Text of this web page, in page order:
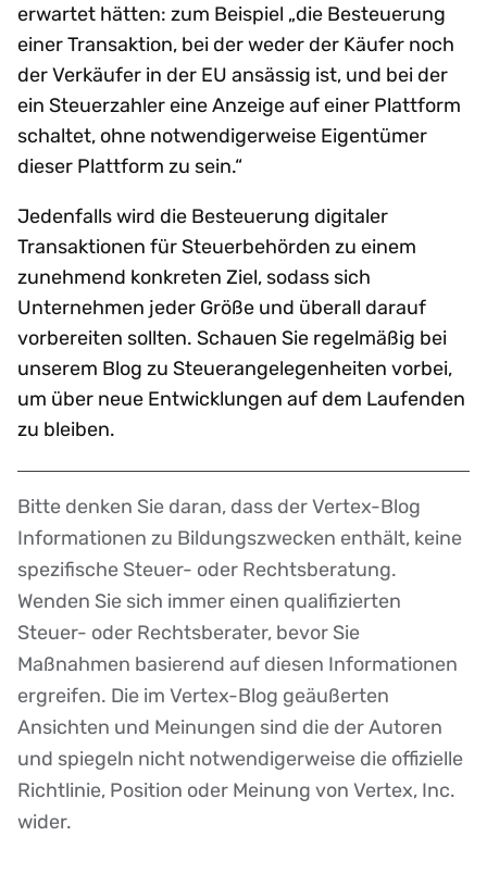
erwartet hätten: zum Beispiel „die Besteuerung
einer Transaktion, bei der weder der Käufer noch
der Verkäufer in der EU ansässig ist, und bei der
ein Steuerzahler eine Anzeige auf einer Plattform
schaltet, ohne notwendigerweise Eigentümer
dieser Plattform zu sein.“
Jedenfalls wird die Besteuerung digitaler
Transaktionen für Steuerbehörden zu einem
zunehmend konkreten Ziel, sodass sich
Unternehmen jeder Größe und überall darauf
vorbereiten sollten. Schauen Sie regelmäßig bei
unserem Blog zu Steuerangelegenheiten vorbei,
um über neue Entwicklungen auf dem Laufenden
zu bleiben.
Disclaimer
Bitte denken Sie daran, dass der Vertex-Blog
Informationen zu Bildungszwecken enthält, keine
spezifische Steuer- oder Rechtsberatung.
Wenden Sie sich immer einen qualifizierten
Steuer- oder Rechtsberater, bevor Sie
Maßnahmen basierend auf diesen Informationen
ergreifen. Die im Vertex-Blog geäußerten
Ansichten und Meinungen sind die der Autoren
und spiegeln nicht notwendigerweise die offizielle
Richtlinie, Position oder Meinung von Vertex, Inc.
wider.